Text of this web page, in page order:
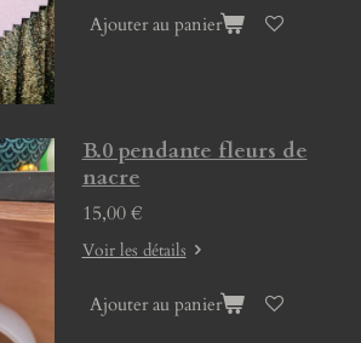
Ajouter au panier
B.0 pendante fleurs de
nacre
15,00 €
Voir les détails
Ajouter au panier